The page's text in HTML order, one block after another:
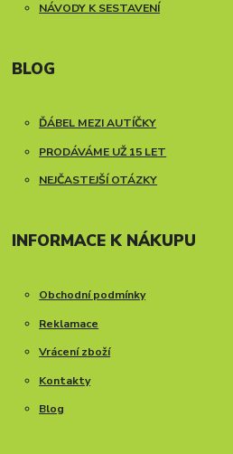
NÁVODY K SESTAVENÍ
BLOG
ĎÁBEL MEZI AUTÍČKY
PRODÁVÁME UŽ 15 LET
NEJČASTEJŠÍ OTÁZKY
INFORMACE K NÁKUPU
Obchodní podmínky
Reklamace
Vrácení zboží
Kontakty
Blog